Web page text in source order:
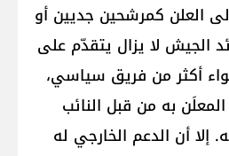
العلن كمرشحين جديين أو
الجيش لا يزال يتقدّم على
أكثر من فريق سياسي،
به من قبل النائب
إلا أن الدعم الخارجي له